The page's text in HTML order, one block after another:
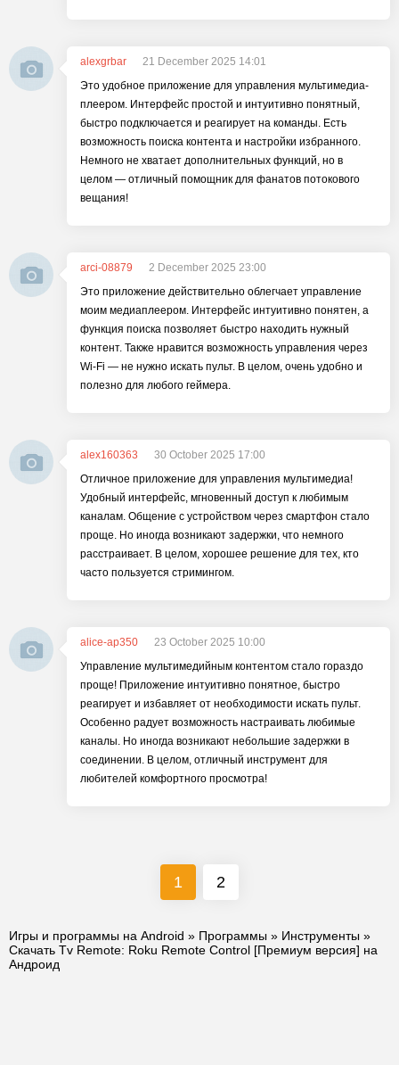
alexgrbar
21 December 2025 14:01
Это удобное приложение для управления мультимедиа-
плеером. Интерфейс простой и интуитивно понятный,
быстро подключается и реагирует на команды. Есть
возможность поиска контента и настройки избранного.
Немного не хватает дополнительных функций, но в
целом — отличный помощник для фанатов потокового
вещания!
arci-08879
2 December 2025 23:00
Это приложение действительно облегчает управление
моим медиаплеером. Интерфейс интуитивно понятен, а
функция поиска позволяет быстро находить нужный
контент. Также нравится возможность управления через
Wi-Fi — не нужно искать пульт. В целом, очень удобно и
полезно для любого геймера.
alex160363
30 October 2025 17:00
Отличное приложение для управления мультимедиа!
Удобный интерфейс, мгновенный доступ к любимым
каналам. Общение с устройством через смартфон стало
проще. Но иногда возникают задержки, что немного
расстраивает. В целом, хорошее решение для тех, кто
часто пользуется стримингом.
alice-ap350
23 October 2025 10:00
Управление мультимедийным контентом стало гораздо
проще! Приложение интуитивно понятное, быстро
реагирует и избавляет от необходимости искать пульт.
Особенно радует возможность настраивать любимые
каналы. Но иногда возникают небольшие задержки в
соединении. В целом, отличный инструмент для
любителей комфортного просмотра!
1 2
Игры и программы на Android » Программы » Инструменты »
Скачать Tv Remote: Roku Remote Control [Премиум версия] на
Андроид